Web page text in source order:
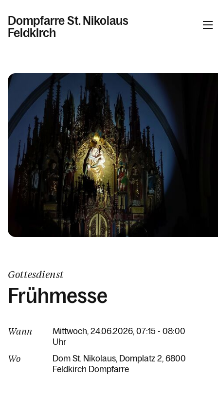
Dompfarre St. Nikolaus
Feldkirch
Kalender
Personen
Kontakt
Gottesdienst
Frühmesse
Wann
Mittwoch, 24.06.2026, 07:15 - 08:00
Uhr
Wo Dom St. Nikolaus Domplatz 2 6800
Feldkirch Dompfarre